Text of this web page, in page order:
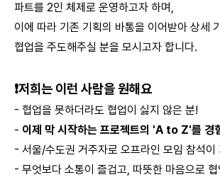
파트를 2인 체제로 운영하고자 하며,
이에 따라 기존 기획의 바통을 이어받아 상세
협업을 주도해주실 분을 모시고자 합니다.
❗️저희는 이런 사람을 원해요
- 협업을 못하더라도 협업이 싫지 않은 분!
- 이제 막 시작하는 프로젝트의 'A to Z'를 경
- 서울/수도권 거주자로 오프라인 모임 참석이
- 무엇보다 소통이 즐겁고, 따뜻한 마음으로